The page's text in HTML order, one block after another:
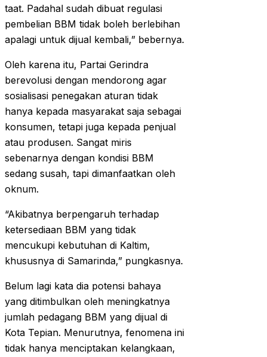
taat. Padahal sudah dibuat regulasi
pembelian BBM tidak boleh berlebihan
apalagi untuk dijual kembali,” bebernya.
Oleh karena itu, Partai Gerindra
berevolusi dengan mendorong agar
sosialisasi penegakan aturan tidak
hanya kepada masyarakat saja sebagai
konsumen, tetapi juga kepada penjual
atau produsen. Sangat miris
sebenarnya dengan kondisi BBM
sedang susah, tapi dimanfaatkan oleh
oknum.
“Akibatnya berpengaruh terhadap
ketersediaan BBM yang tidak
mencukupi kebutuhan di Kaltim,
khususnya di Samarinda,” pungkasnya.
Belum lagi kata dia potensi bahaya
yang ditimbulkan oleh meningkatnya
jumlah pedagang BBM yang dijual di
Kota Tepian. Menurutnya, fenomena ini
tidak hanya menciptakan kelangkaan,